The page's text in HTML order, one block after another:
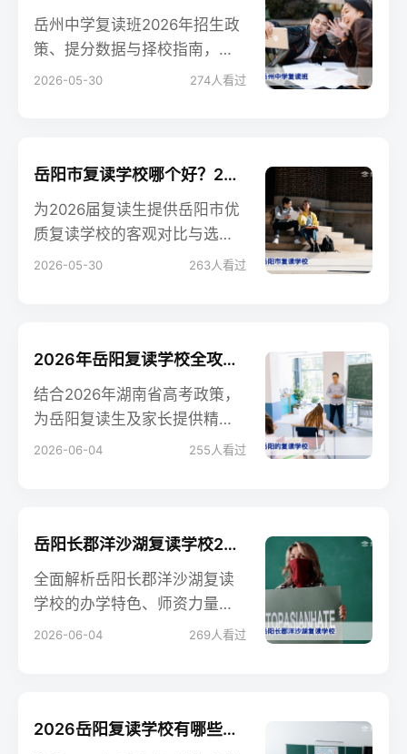
岳州中学复读班2026年招生政
策、提分数据与择校指南，帮
助滑档或未达理想的高考生科
2026-05-30 274人看过
岳阳市复读学校哪个好？2026届复读生择校指南（含客观对比与避坑建议）
为2026届复读生提供岳阳市优
质复读学校的客观对比与选择
建议，从办学资质、提分效
2026-05-30 263人看过
2026年岳阳复读学校全攻略：排名、提分率与择校指南
结合2026年湖南省高考政策，
为岳阳复读生及家长提供精准
择校方案。深度对比岳阳华
2026-06-04 255人看过
岳阳长郡洋沙湖复读学校2026年招生简章：环境、师资与提分策略全解析
全面解析岳阳长郡洋沙湖复读
学校的办学特色、师资力量、
学习环境及2026年招生政策，
2026-06-04 269人看过
2026岳阳复读学校有哪些？正规高复机构推荐与择校指南